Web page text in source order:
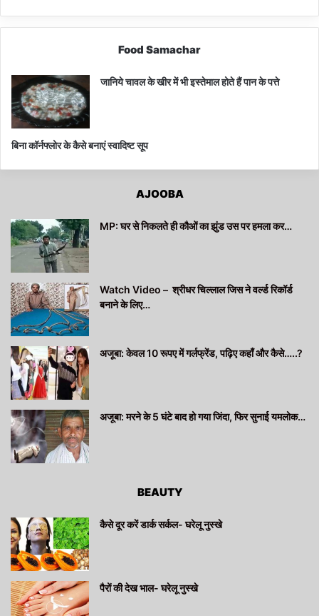
Food Samachar
जानिये चावल के खीर में भी इस्तेमाल होते हैं पान के पत्ते
बिना कॉर्नफ्लोर के कैसे बनाएं स्वादिष्ट सूप
AJOOBA
MP: घर से निकलते ही कौओं का झुंड उस पर हमला कर…
Watch Video – श्रीधर चिल्लाल जिस ने वर्ल्ड रिकॉर्ड
बनाने के लिए…
अजूबा: केवल 10 रूपए में गर्लफ्रेंड, पढ़िए कहाँ और कैसे…..?
अजूबा: मरने के 5 घंटे बाद हो गया जिंदा, फिर सुनाई यमलोक…
BEAUTY
कैसे दूर करें डार्क सर्कल- घरेलू नुस्खे
पैरों की देख भाल- घरेलू नुस्खे